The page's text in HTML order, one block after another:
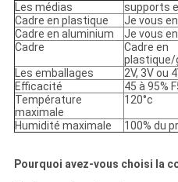
Les médias
supports
Cadre en plastique
Je vous
Cadre en aluminium
Je vous
Cadre
Cadre en
plastique/
Les emballages
2V, 3V ou
Efficacité
45 à 95%
Température
maximale
120°c
Humidité maximale 100% du
Pourquoi avez-vous choisi la